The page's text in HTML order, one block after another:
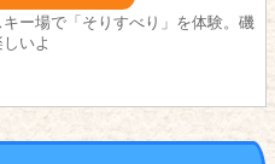
ー場で「そりすべり」を体験。磯
いよ